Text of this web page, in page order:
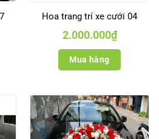
Hoa trang trí xe cưới 04
2.000.000₫
Mua hàng